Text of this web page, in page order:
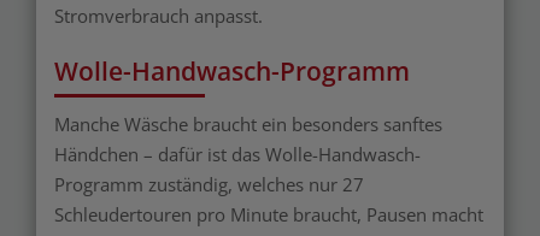
Stromverbrauch anpasst.
Wolle-Handwasch-Programm
Manche Wäsche braucht ein besonders sanftes
Händchen – dafür ist das Wolle-Handwasch-
Programm zuständig, welches nur 27
Schleudertouren pro Minute braucht, Pausen macht